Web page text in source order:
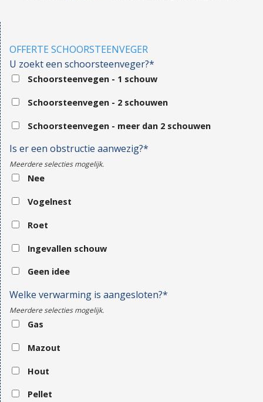
OFFERTE SCHOORSTEENVEGER
U zoekt een schoorsteenveger?*
Schoorsteenvegen - 1 schouw
Schoorsteenvegen - 2 schouwen
Schoorsteenvegen - meer dan 2 schouwen
Is er een obstructie aanwezig?*
Meerdere selecties mogelijk.
Nee
Vogelnest
Roet
Ingevallen schouw
Geen idee
Welke verwarming is aangesloten?*
Meerdere selecties mogelijk.
Gas
Mazout
Hout
Pellet